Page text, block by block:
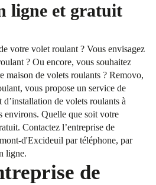
ligne et gratuit
votre volet roulant ? Vous envisagez
? Ou encore, vous souhaitez
maison de volets roulants ? Removo,
vous propose un service de
de volets roulants à
environs. Quelle que soit votre
Contactez l’entreprise de
d'Excideuil par téléphone, par
ligne.
de